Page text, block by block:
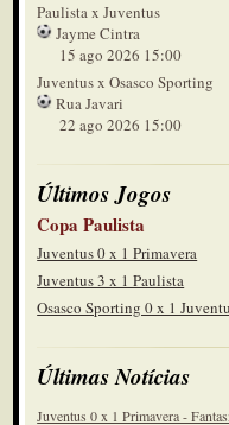
Paulista x Juventus
Jayme Cintra
15 ago 2026 15:00
Juventus x Osasco Sporting
Rua Javari
22 ago 2026 15:00
Últimos Jogos
Copa Paulista
Juventus 0 x 1 Primavera
Juventus 3 x 1 Paulista
Osasco Sporting 0 x 1
Últimas Notícias
Juventus 0 x 1 Primavera -